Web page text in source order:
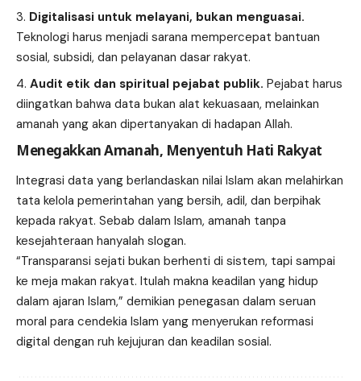
Digitalisasi untuk melayani, bukan menguasai.
Teknologi harus menjadi sarana mempercepat bantuan
sosial, subsidi, dan pelayanan dasar rakyat.
Audit etik dan spiritual pejabat publik. Pejabat harus
diingatkan bahwa data bukan alat kekuasaan, melainkan
amanah yang akan dipertanyakan di hadapan Allah.
Menegakkan Amanah, Menyentuh Hati Rakyat
Integrasi data yang berlandaskan nilai Islam akan melahirkan
tata kelola pemerintahan yang bersih, adil, dan berpihak
kepada rakyat. Sebab dalam Islam, amanah tanpa
kesejahteraan hanyalah slogan.
“Transparansi sejati bukan berhenti di sistem, tapi sampai
ke meja makan rakyat. Itulah makna keadilan yang hidup
dalam ajaran Islam,” demikian penegasan dalam seruan
moral para cendekia Islam yang menyerukan reformasi
digital dengan ruh kejujuran dan keadilan sosial.